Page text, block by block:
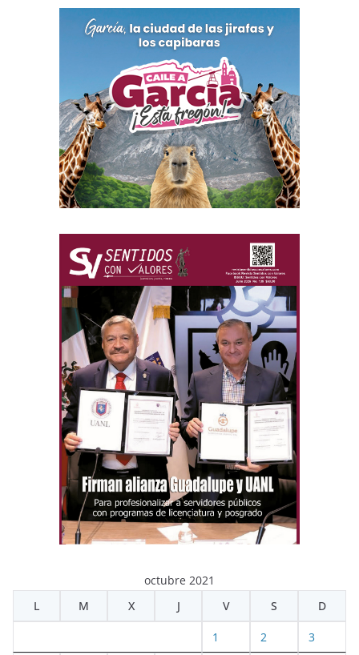
octubre 2021
L
M X J V S D
1 2 3